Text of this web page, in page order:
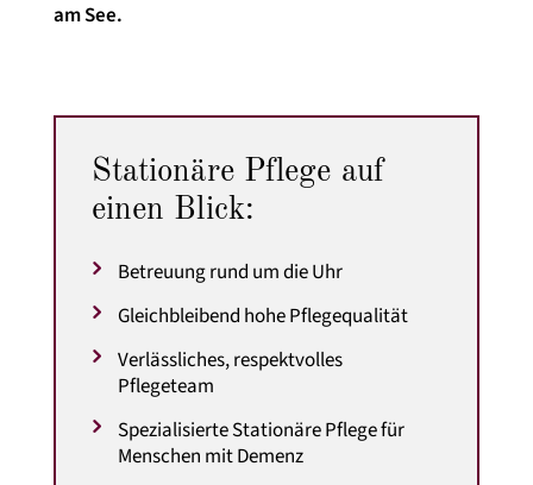
am See.
Stationäre Pflege auf
einen Blick:
Betreuung rund um die Uhr
Gleichbleibend hohe Pflegequalität
Verlässliches, respektvolles
Pflegeteam
Spezialisierte Stationäre Pflege für
Menschen mit Demenz